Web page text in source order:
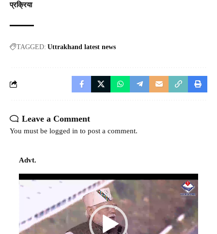
प्रक्रिया
TAGGED: Uttrakhand latest news
Leave a Comment
You must be logged in to post a comment.
Advt.
Video